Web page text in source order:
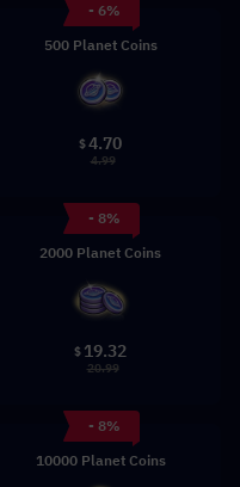
- 6%
500 Planet Coins
$4.70
4.99
- 8%
2000 Planet Coins
$ 19.32
20.99
- 8%
10000 Planet Coins